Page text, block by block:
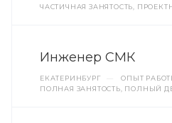
ЧАСТИЧНАЯ ЗАНЯТОСТЬ,
Инженер СМК
ЕКАТЕРИНБУРГ ОПЫТ
ПОЛНАЯ ЗАНЯТОСТЬ, ПОЛНЫЙ